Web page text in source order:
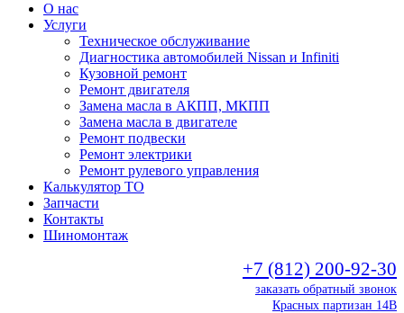
О нас
Услуги
Техническое обслуживание
Диагностика автомобилей Nissan и Infiniti
Кузовной ремонт
Ремонт двигателя
Замена масла в АКПП, МКПП
Замена масла в двигателе
Ремонт подвески
Ремонт электрики
Ремонт рулевого управления
Калькулятор ТО
Запчасти
Контакты
Шиномонтаж
+7 (812) 200-92-30
заказать обратный звонок
Красных партизан 14В